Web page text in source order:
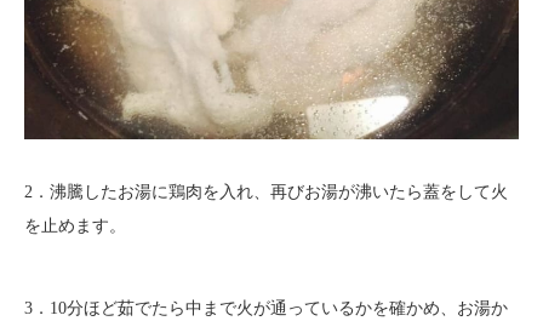
2．沸騰したお湯に鶏肉を入れ、再びお湯が沸いたら蓋をして火
を止めます。
3．10分ほど茹でたら中まで火が通っているかを確かめ、お湯か